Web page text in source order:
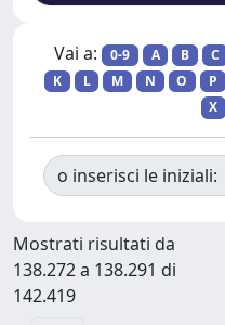
Vai a: 0-9 A B C
K
L M N O P
X
o inserisci le iniziali:
Mostrati risultati da
138.272 a 138.291 di
142.419